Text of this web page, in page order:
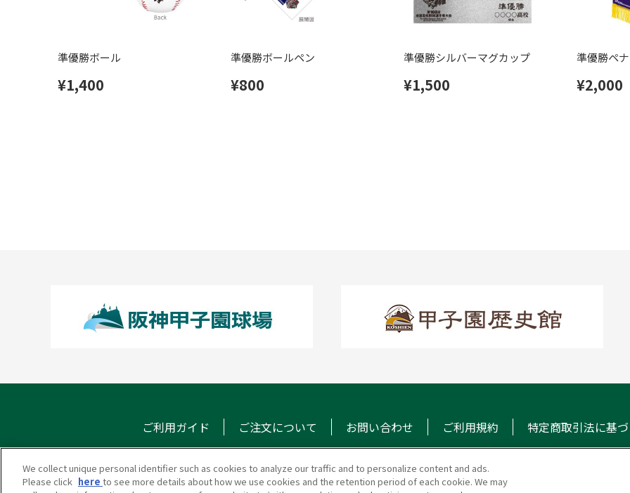
準優勝ボール
¥1,400
準優勝ボールペン
¥800
準優勝シルバーマグカップ
¥1,500
準優勝ペ
¥2,000
ご利用ガイド ご注文について お問い合わせ ご利用規約 特定商取引法に基
We collect unique personal identifier such as cookies to analyze our traffic and to personalize content and ads.
Please click here to see more details about how we use cookies and the retention period of each cookie. We may